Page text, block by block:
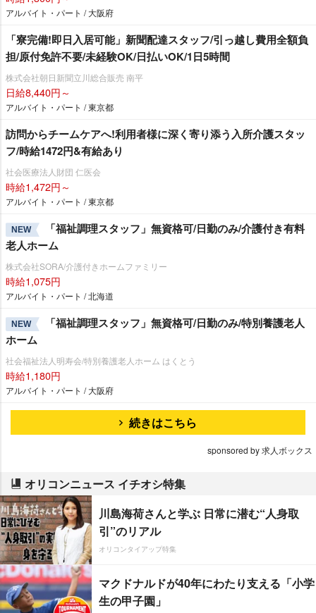
アルバイト・パート / 大阪府
「寮完備!即日入居可能」新聞配達スタッフ/引っ越し費用全額負
担/原付免許不要/未経験OK/日払いOK/1日5時間
株式会社朝日新聞立川総合販売 南平
日給8,440円～
アルバイト・パート / 東京都
訪問からチームケアへ!利用者様に深く寄り添う入所介護スタッ
フ/時給1472円&有給あり
社会医療法人財団 仁医会
時給1,472円～
アルバイト・パート / 東京都
NEW
「福祉調理スタッフ」無資格可/日勤のみ/介護付き有料
老人ホーム
株式会社SORA/介護付きホームファミリー
時給1,075円
アルバイト・パート / 北海道
NEW
「福祉調理スタッフ」無資格可/日勤のみ/特別養護老人
ホーム
社会福祉法人明寿会/特別養護老人ホーム はくとう
時給1,180円
アルバイト・パート / 大阪府
続きはこちら
sponsored by 求人ボックス
オリコンニュース イチオシ特集
川島海荷さんと学ぶ 日常に潜む“人身取
引”のリアル
オリコンタイアップ特集
マクドナルドが40年にわたり支える「小学
生の甲子園」